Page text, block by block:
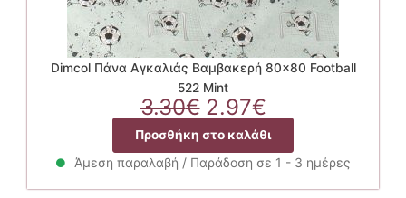
Dimcol Πάνα Αγκαλιάς Βαμβακερή 80×80 Football
522 Mint
3.30€ Original
price
was:
3.30€.
2.97€Η
τρέχουσα
τιμή
είναι:
2.97€.
Προσθήκη στο καλάθι
Άμεση παραλαβή / Παράδοση σε 1 - 3 ημέρες